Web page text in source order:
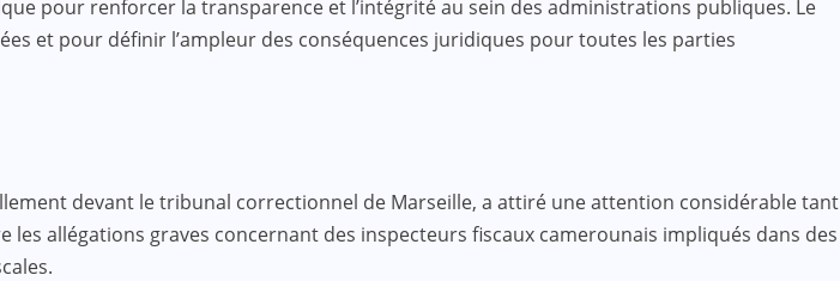
pour renforcer la transparence et l’intégrité au sein des administrations publiques. Le
et pour définir l’ampleur des conséquences juridiques pour toutes les parties
devant le tribunal correctionnel de Marseille, a attiré une attention considérable tant
allégations graves concernant des inspecteurs fiscaux camerounais impliqués dans des